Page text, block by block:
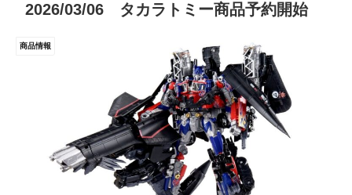
2026/03/06 タカラトミー商品予約開始
商品情報